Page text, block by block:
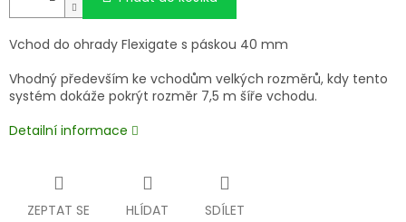
Vchod do ohrady Flexigate s páskou 40 mm
Vhodný především ke vchodům velkých rozměrů, kdy tento
systém dokáže pokrýt rozměr 7,5 m šíře vchodu.
Detailní informace
ZEPTAT SE HLÍDAT SDÍLET